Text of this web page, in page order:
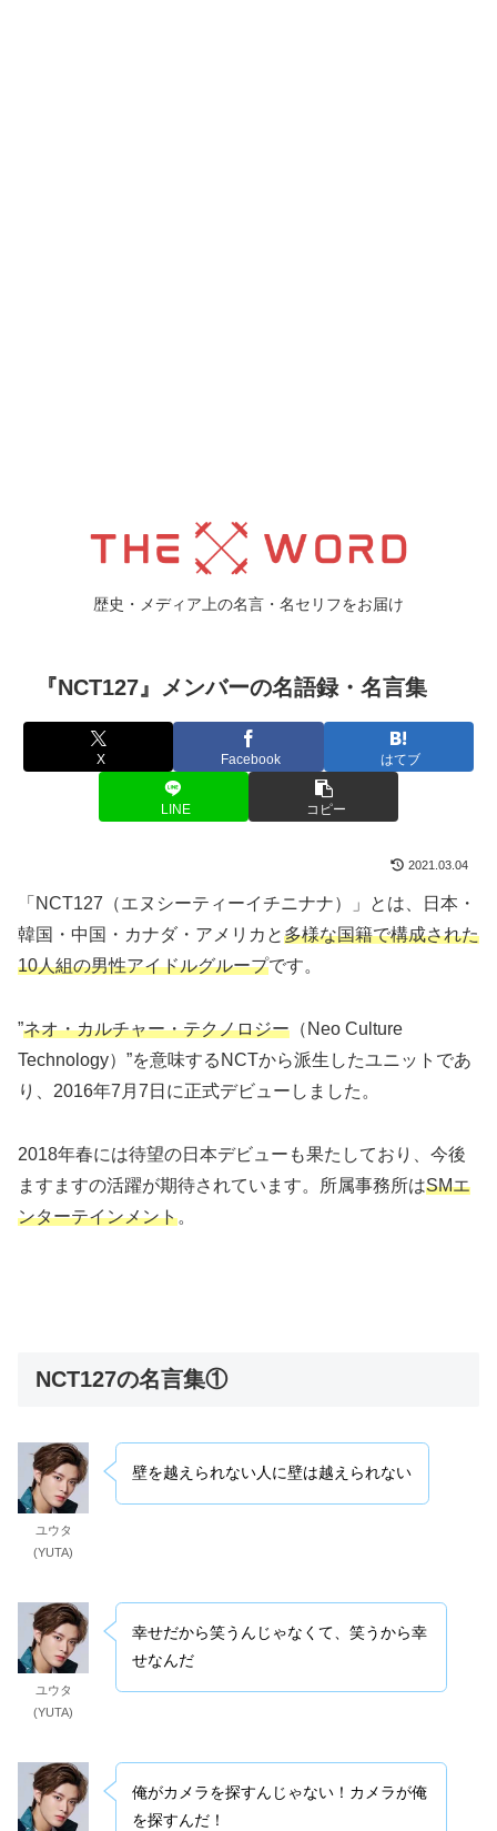
歴史・メディア上の名言・名セリフをお届け
『NCT127』メンバーの名語録・名言集
X Facebook はてブ
LINE コピー
2021.03.04
「NCT127（エヌシーティーイチニナナ）」とは、日本・
韓国・中国・カナダ・アメリカと多様な国籍で構成された
10人組の男性アイドルグループです。
”ネオ・カルチャー・テクノロジー （Neo Culture
Technology）”を意味するNCTから派生したユニットであ
り、2016年7月7日に正式デビューしました。
2018年春には待望の日本デビューも果たしており、今後
ますますの活躍が期待されています。所属事務所はSMエ
ンターテインメント。
NCT127の名言集①
ユウタ
(YUTA)
壁を越えられない人に壁は越えられない
ユウタ
(YUTA)
幸せだから笑うんじゃなくて、笑うから幸
せなんだ
俺がカメラを探すんじゃない！カメラが俺
を探すんだ！